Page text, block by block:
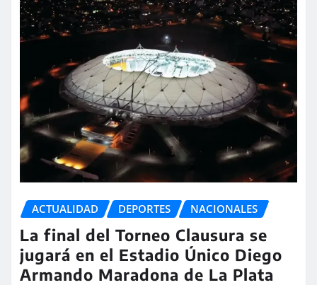
ACTUALIDAD DEPORTES NACIONALES
La final del Torneo Clausura se
jugará en el Estadio Único Diego
Armando Maradona de La Plata